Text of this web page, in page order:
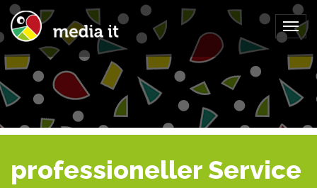
professioneller Service